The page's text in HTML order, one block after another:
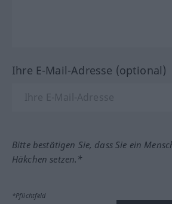
Ihre E-Mail-Adresse (optional)
Bitte bestätigen Sie, dass Sie ein
Häkchen setzen.*
*Pflichtfeld